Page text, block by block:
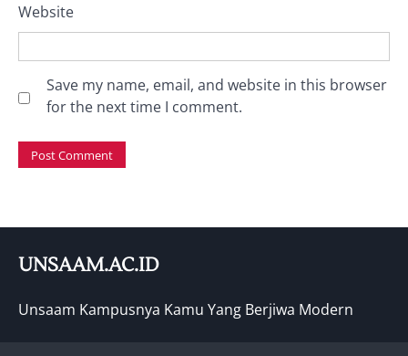
Website
Save my name, email, and website in this browser
for the next time I comment.
UNSAAM.AC.ID
Unsaam Kampusnya Kamu Yang Berjiwa Modern